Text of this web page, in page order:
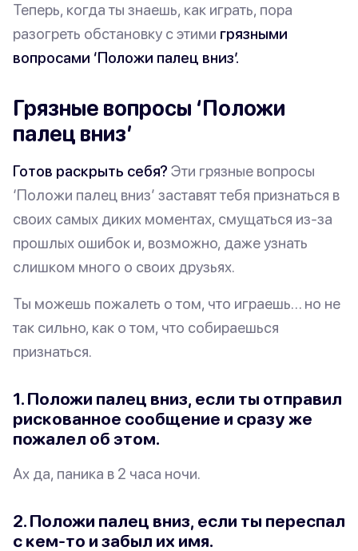
Теперь, когда ты знаешь, как играть, пора
разогреть обстановку с этими грязными
вопросами ‘Положи палец вниз’.
Грязные вопросы ‘Положи
палец вниз’
Готов раскрыть себя? Эти грязные вопросы
‘Положи палец вниз’ заставят тебя признаться в
своих самых диких моментах, смущаться из-за
прошлых ошибок и, возможно, даже узнать
слишком много о своих друзьях.
Ты можешь пожалеть о том, что играешь… но не
так сильно, как о том, что собираешься
признаться.
1. Положи палец вниз, если ты отправил
рискованное сообщение и сразу же
пожалел об этом.
Ах да, паника в 2 часа ночи.
2. Положи палец вниз, если ты переспал
с кем-то и забыл их имя.